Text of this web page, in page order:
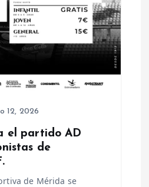
12, 2026
el partido AD
de
de Mérida se